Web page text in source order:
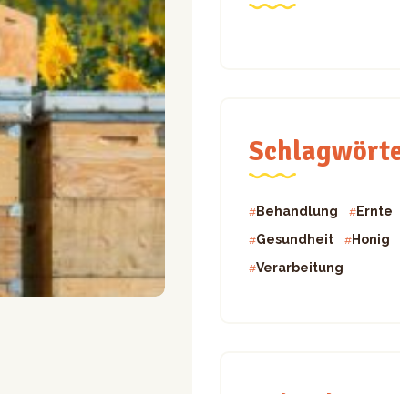
Behandlung Ernte
Gesundheit
Honig
Verarbeitung